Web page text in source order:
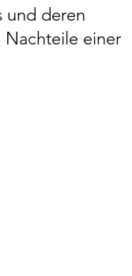
und deren
Nachteile einer